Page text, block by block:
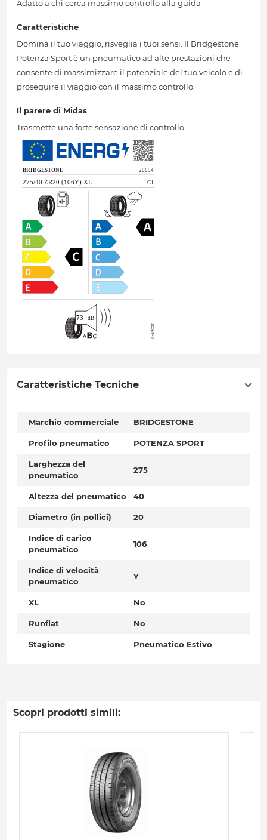
Adatto a chi cerca massimo controllo alla guida
Caratteristiche
Domina il tuo viaggio, risveglia i tuoi sensi. Il Bridgestone
Potenza Sport è un pneumatico ad alte prestazioni che
consente di massimizzare il potenziale del tuo veicolo e di
proseguire il viaggio con il massimo controllo.
Il parere di Midas
Trasmette una forte sensazione di controllo
Caratteristiche Tecniche
Marchio commerciale BRIDGESTONE
Profilo pneumatico POTENZA SPORT
Larghezza del
pneumatico
275
Altezza del pneumatico 40
Diametro (in pollici) 20
Indice di carico
pneumatico
106
Indice di velocità
pneumatico
Y
XL No
Runflat No
Stagione Pneumatico Estivo
Scopri prodotti simili: